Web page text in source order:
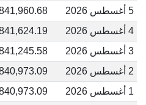
5 أغسطس 2026
841,960.68 ليرة
4 أغسطس 2026
841,624.19 ليرة
3 أغسطس 2026
841,245.58 ليرة
2 أغسطس 2026
840,973.09 ليرة
1 أغسطس 2026
840,973.09 ليرة